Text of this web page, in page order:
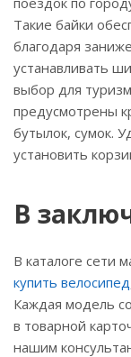
Такие байки
благодаря
устанавливать
выбор для
предусмотрены
бутылок, сумок.
установить
В
В каталоге сети
купить велосипед
Каждая модель
в товарной
нашим